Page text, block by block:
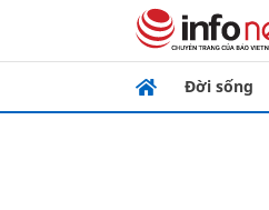
Đời sống